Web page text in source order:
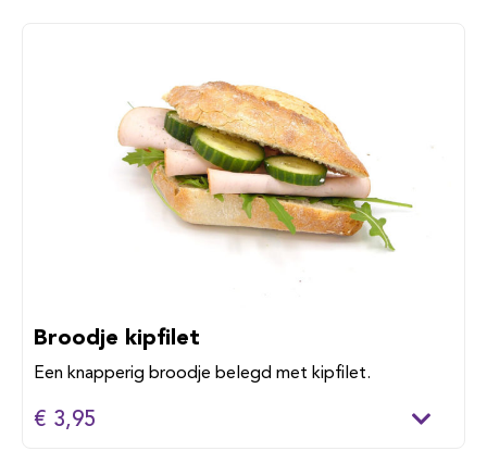
Broodje kipfilet
Een knapperig broodje belegd met kipfilet.
€ 3,95